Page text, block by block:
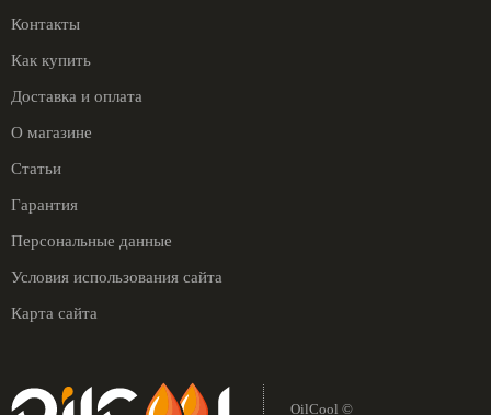
Контакты
Как купить
Доставка и оплата
О магазине
Статьи
Гарантия
Персональные данные
Условия использования сайта
Карта сайта
OilCool ©